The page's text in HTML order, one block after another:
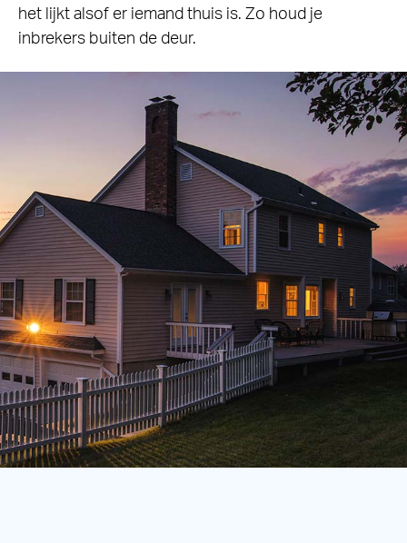
het lijkt alsof er iemand thuis is. Zo houd je
inbrekers buiten de deur.